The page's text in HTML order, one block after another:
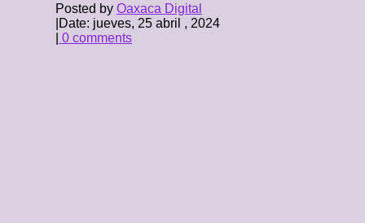
Posted by Oaxaca Digital
Date: jueves, 25 abril , 2024
0 comments